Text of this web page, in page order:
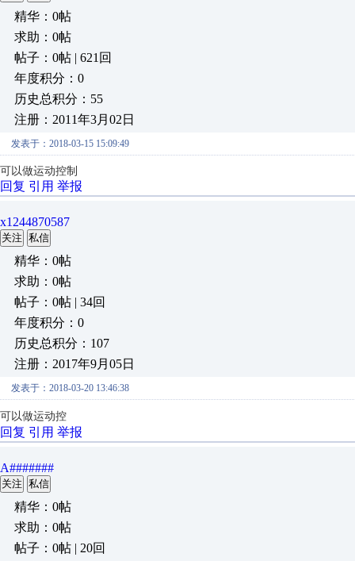
精华：0帖
求助：0帖
帖子：0帖 | 621回
年度积分：0
历史总积分：55
注册：2011年3月02日
发表于：2018-03-15 15:09:49
可以做运动控制
回复 引用 举报
x1244870587
关注 私信
精华：0帖
求助：0帖
帖子：0帖 | 34回
年度积分：0
历史总积分：107
注册：2017年9月05日
发表于：2018-03-20 13:46:38
可以做运动控
回复 引用 举报
A#######
关注 私信
精华：0帖
求助：0帖
帖子：0帖 | 20回